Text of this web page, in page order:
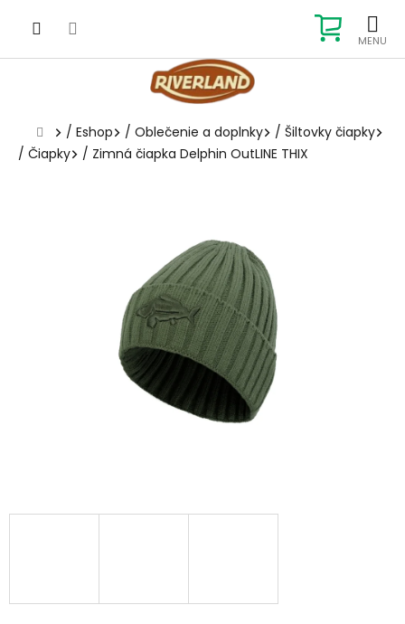
KOŠÍK
Domov
/ Eshop / Oblečenie a doplnky / Šiltovky čiapky
/ Čiapky / Zimná čiapka Delphin OutLINE THIX